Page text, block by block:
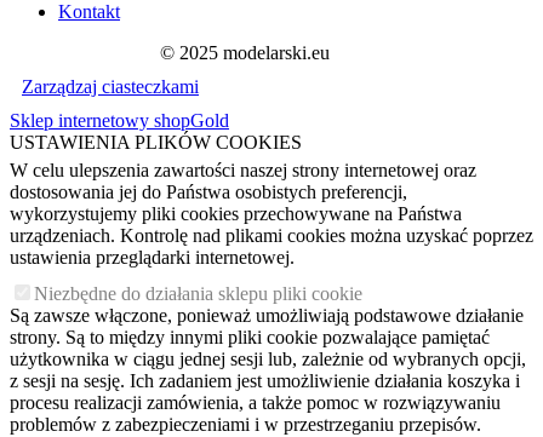
Kontakt
© 2025 modelarski.eu
Zarządzaj ciasteczkami
Sklep internetowy shopGold
USTAWIENIA PLIKÓW COOKIES
W celu ulepszenia zawartości naszej strony internetowej oraz
dostosowania jej do Państwa osobistych preferencji,
wykorzystujemy pliki cookies przechowywane na Państwa
urządzeniach. Kontrolę nad plikami cookies można uzyskać poprzez
ustawienia przeglądarki internetowej.
Niezbędne do działania sklepu pliki cookie
Są zawsze włączone, ponieważ umożliwiają podstawowe działanie
strony. Są to między innymi pliki cookie pozwalające pamiętać
użytkownika w ciągu jednej sesji lub, zależnie od wybranych opcji,
z sesji na sesję. Ich zadaniem jest umożliwienie działania koszyka i
procesu realizacji zamówienia, a także pomoc w rozwiązywaniu
problemów z zabezpieczeniami i w przestrzeganiu przepisów.